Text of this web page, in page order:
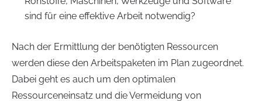
sind für eine effektive Arbeit notwendig?
Nach der Ermittlung der benötigten Ressourcen
werden diese den Arbeitspaketen im Plan zugeordnet.
Dabei geht es auch um den optimalen
Ressourceneinsatz und die Vermeidung von